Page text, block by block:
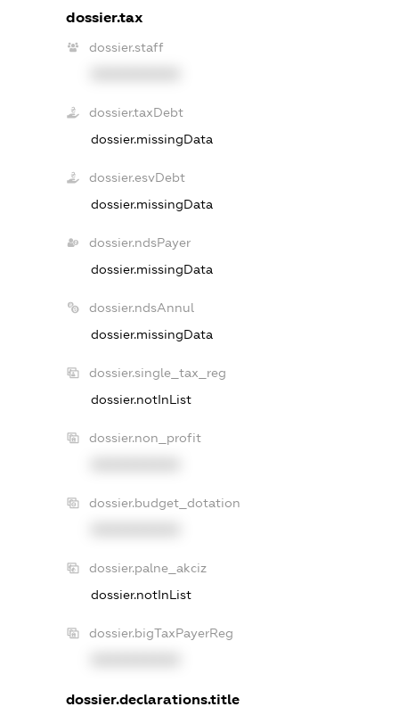
dossier.tax
dossier.staff
dossier.taxDebt
dossier.missingData
dossier.esvDebt
dossier.missingData
dossier.ndsPayer
dossier.missingData
dossier.ndsAnnul
dossier.missingData
dossier.single_tax_reg
dossier.notInList
dossier.non_profit
dossier.budget_dotation
dossier.palne_akciz
dossier.notInList
dossier.bigTaxPayerReg
dossier.declarations.title